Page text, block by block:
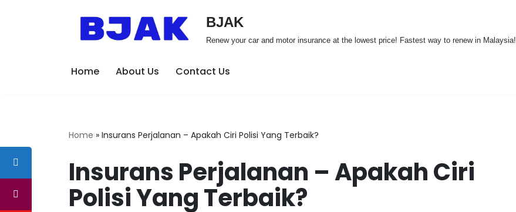
BJAK
Renew your car and motor insurance at the lowest price! Fastest way to renew in Malaysia!
Home About Us Contact Us
Home » Insurans Perjalanan – Apakah Ciri Polisi Yang Terbaik?
Insurans Perjalanan – Apakah Ciri
Polisi Yang Terbaik?